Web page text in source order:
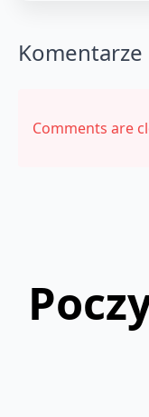
Komentarze
Comments are